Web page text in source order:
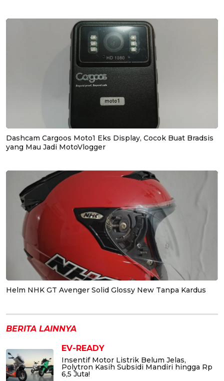
Dashcam Cargoos Moto1 Eks Display, Cocok Buat Bradsis
yang Mau Jadi MotoVlogger
Helm NHK GT Avenger Solid Glossy New Tanpa Kardus
BERITA LAINNYA
EV-READY
Insentif Motor Listrik Belum Jelas,
Polytron Kasih Subsidi Mandiri hingga Rp
6,5 Juta!